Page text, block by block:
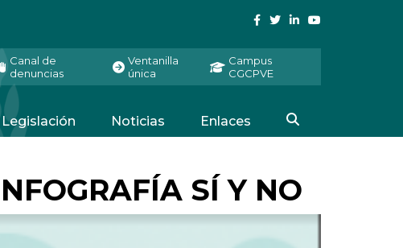
Canal de
denuncias
Ventanilla
única
Campus
CGCPVE
Legislación Noticias Enlaces
SÍ Y NO